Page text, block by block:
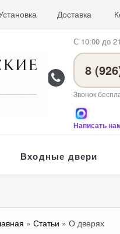
Доставка
С 10:00 до
8
Звонок
Написать
Входные двери
»Статьи » О дверях